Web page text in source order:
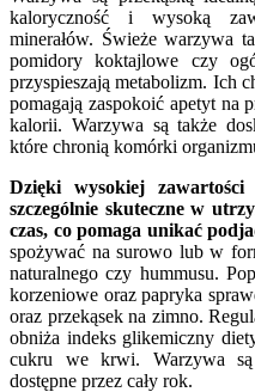
kaloryczność i wysoką
minerałów. Świeże warzywa
pomidory koktajlowe czy
przyspieszają metabolizm. Ich
pomagają zaspokoić apetyt na
kalorii. Warzywa są także
które chronią komórki
Dzięki wysokiej
szczególnie skuteczne w
czas, co pomaga unikać
spożywać na surowo lub w
naturalnego czy hummusu.
korzeniowe oraz papryka
oraz przekąsek na zimno.
obniża indeks glikemiczny
cukru we krwi. Warzywa
dostępne przez cały rok.